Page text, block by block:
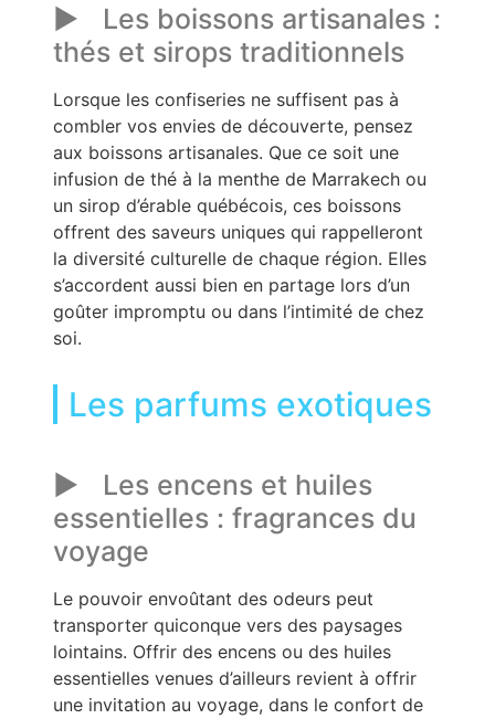
Les boissons artisanales :
thés et sirops traditionnels
Lorsque les confiseries ne suffisent pas à
combler vos envies de découverte, pensez
aux boissons artisanales. Que ce soit une
infusion de thé à la menthe de Marrakech ou
un sirop d’érable québécois, ces boissons
offrent des saveurs uniques qui rappelleront
la diversité culturelle de chaque région. Elles
s’accordent aussi bien en partage lors d’un
goûter impromptu ou dans l’intimité de chez
soi.
Les parfums exotiques
Les encens et huiles
essentielles : fragrances du
voyage
Le pouvoir envoûtant des odeurs peut
transporter quiconque vers des paysages
lointains. Offrir des encens ou des huiles
essentielles venues d’ailleurs revient à offrir
une invitation au voyage, dans le confort de